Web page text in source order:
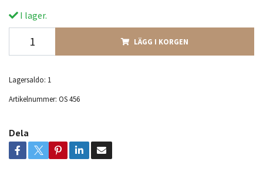
I lager.
LÄGG I KORGEN
Lagersaldo: 1
Artikelnummer: OS 456
Dela